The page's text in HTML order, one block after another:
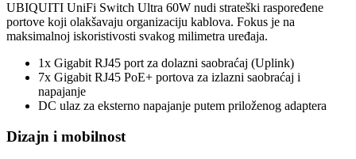
UBIQUITI UniFi Switch Ultra 60W nudi strateški raspoređene
portove koji olakšavaju organizaciju kablova. Fokus je na
maksimalnoj iskoristivosti svakog milimetra uređaja.
1x Gigabit RJ45 port za dolazni saobraćaj (Uplink)
7x Gigabit RJ45 PoE+ portova za izlazni saobraćaj i
napajanje
DC ulaz za eksterno napajanje putem priloženog adaptera
Dizajn i mobilnost